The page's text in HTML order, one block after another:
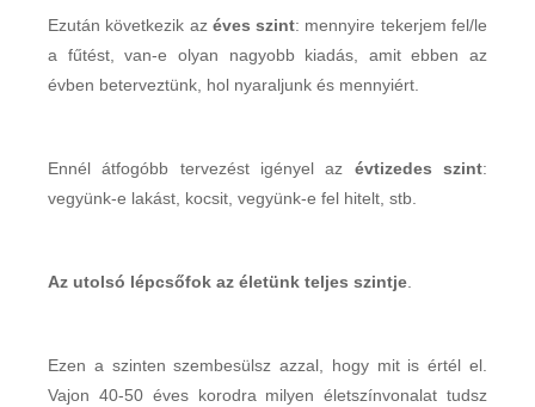
Ezután következik az éves szint: mennyire tekerjem fel/le
a fűtést, van-e olyan nagyobb kiadás, amit ebben az
évben beterveztünk, hol nyaraljunk és mennyiért.
Ennél átfogóbb tervezést igényel az évtizedes szint:
vegyünk-e lakást, kocsit, vegyünk-e fel hitelt, stb.
Az utolsó lépcsőfok az életünk teljes szintje
Ezen a szinten szembesülsz azzal, hogy mit is értél el.
Vajon 40-50 éves korodra milyen életszínvonalat tudsz